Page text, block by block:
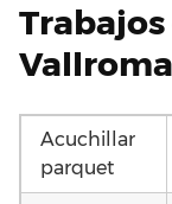
Acuchillar
parquet